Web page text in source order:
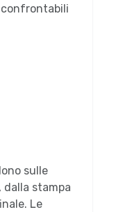
confrontabili
sulle
stampa
Le